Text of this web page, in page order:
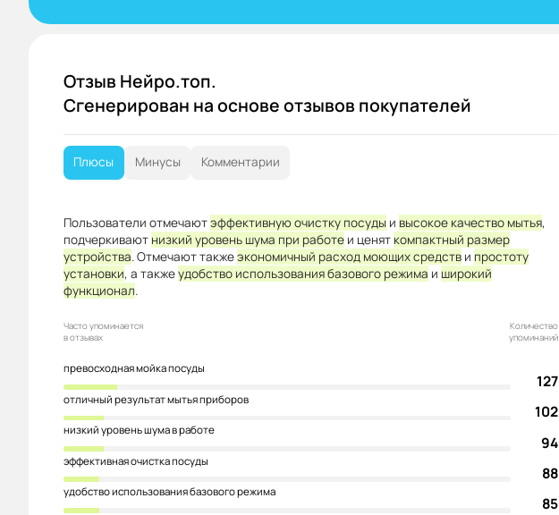
Отзыв Нейро.топ.
Сгенерирован на основе отзывов покупателей
Плюсы Минусы Комментарии
Пользователи отмечаютэффективную очистку посудыи высокое качество мытья,
подчеркивают низкий уровень шума при работеи ценят компактный размер
устройства. Отмечают такжеэкономичный расход моющих средстви простоту
установки, а такжеудобство использования базового режима и широкий
функционал.
Часто упоминается
в отзывах
Количество
упоминаний
превосходная мойка посуды
127
отличный результат мытья приборов
102
низкий уровень шума в работе
94
эффективная очистка посуды
88
удобство использования базового режима
85